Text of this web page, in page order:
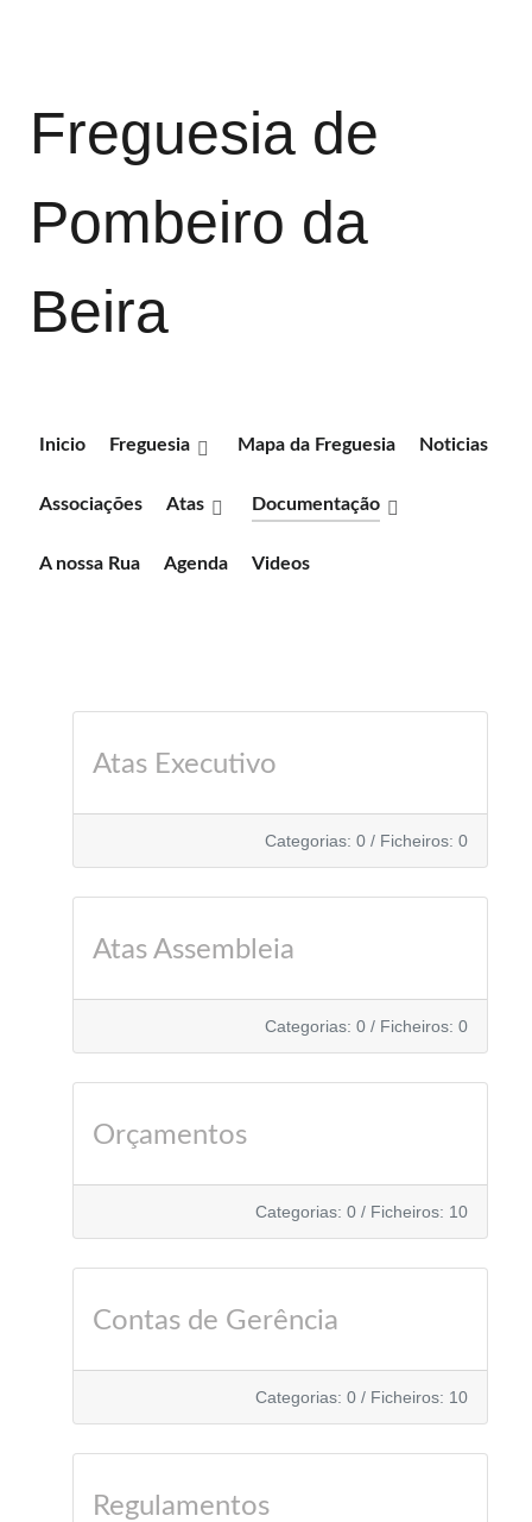
Freguesia de
Pombeiro da
Beira
Inicio Freguesia Mapa da Freguesia Noticias
Associações Atas Documentação
A nossa Rua Agenda Videos
Atas Executivo
Categorias: 0 / Ficheiros: 0
Atas Assembleia
Categorias: 0 / Ficheiros: 0
Orçamentos
Categorias: 0 / Ficheiros: 10
Contas de Gerência
Categorias: 0 / Ficheiros: 10
Regulamentos